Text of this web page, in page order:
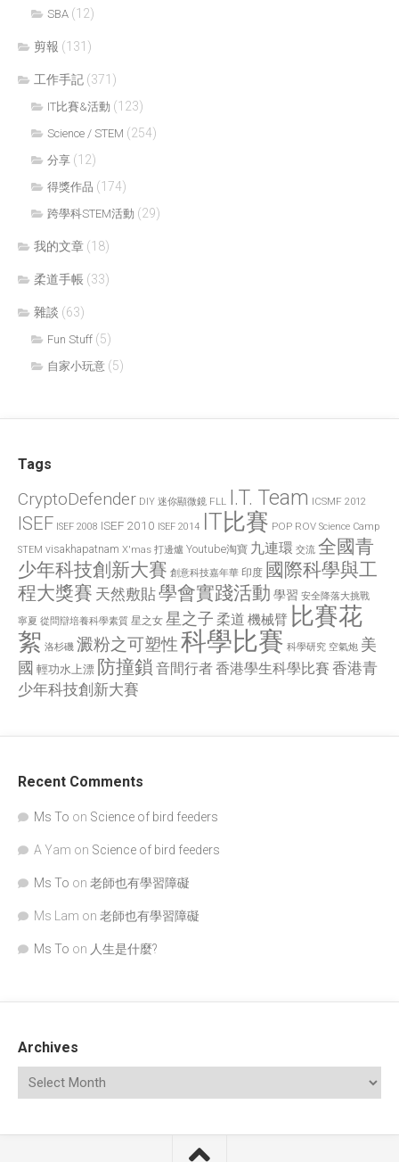
SBA (12)
剪報 (131)
工作手記 (371)
IT比賽&活動 (123)
Science / STEM (254)
分享 (12)
得獎作品 (174)
跨學科STEM活動 (29)
我的文章 (18)
柔道手帳 (33)
雜談 (63)
Fun Stuff (5)
自家小玩意 (5)
Tags
CryptoDefender DIY 迷你顯微鏡 FLL I.T. Team ICSMF 2012
ISEF ISEF 2008 ISEF 2010 ISEF 2014 IT比賽 POP ROV Science Camp
STEM visakhapatnam X'mas 打邊爐 Youtube淘寶 九連環 交流 全國青
少年科技創新大賽 創意科技嘉年華 印度 國際科學與工
程大獎賽 天然敷貼學會實踐活動 學習 安全降落大挑戰
寧夏 從問辯培養科學素質 星之女 星之子 柔道 機械臂 比賽花
絮 洛杉磯 澱粉之可塑性科學比賽 科學研究 空氣炮 美
國 輕功水上漂 防撞鎖 音間行者香港學生科學比賽 香港青
少年科技創新大賽
Recent Comments
Ms To on Science of bird feeders
A Yam on Science of bird feeders
Ms To on 老師也有學習障礙
Ms Lam on 老師也有學習障礙
Ms To on 人生是什麼?
Archives